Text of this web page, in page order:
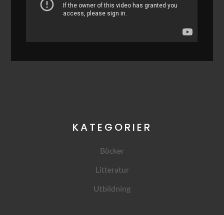
KATEGORIER
Böcker
Litteratur
Utbildning